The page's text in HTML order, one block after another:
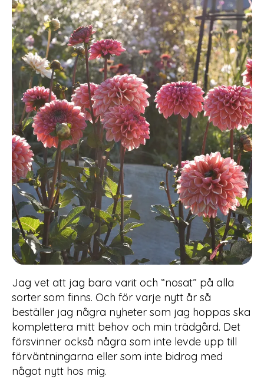
Jag vet att jag bara varit och “nosat” på alla
sorter som finns. Och för varje nytt år så
beställer jag några nyheter som jag hoppas ska
komplettera mitt behov och min trädgård. Det
försvinner också några som inte levde upp till
förväntningarna eller som inte bidrog med
något nytt hos mig.